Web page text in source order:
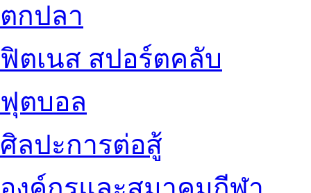
ตกปลา
ฟิตเนส สปอร์ตคลับ
ฟุตบอล
ศิลปะการต่อสู้